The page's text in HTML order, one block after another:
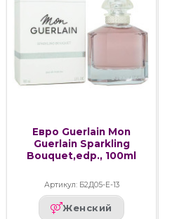
Евро Guerlain Mon
Guerlain Sparkling
Bouquet,edp., 100ml
Артикул: Б2Д05-Е-13
Женский